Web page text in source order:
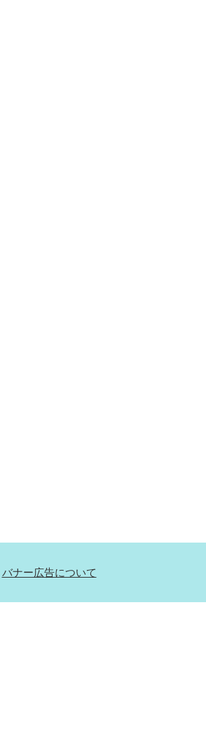
バナー広告について